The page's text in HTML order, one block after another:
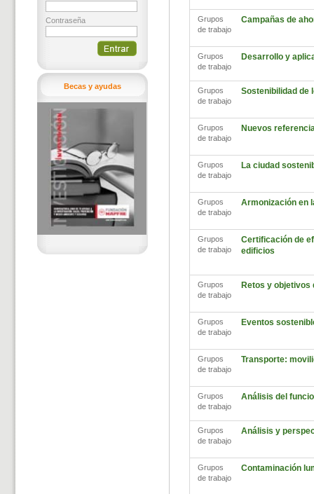
Contraseña
Becas y ayudas
Grupos
de trabajo
Campañas de
Grupos
de trabajo
Desarrollo y
Grupos
de trabajo
Sostenibilidad de
Grupos
de trabajo
Nuevos
Grupos
de trabajo
La ciudad
Grupos
de trabajo
Armonización en
Grupos
de trabajo
Certificación de
edificios
Grupos
de trabajo
Retos y objetivos
Grupos
de trabajo
Eventos
Grupos
de trabajo
Transporte:
Grupos
de trabajo
Análisis del
Grupos
de trabajo
Análisis y
Grupos
de trabajo
Contaminación